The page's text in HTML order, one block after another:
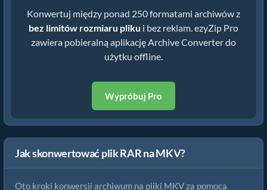
Konwertuj między ponad 250 formatami archiwów z
bez limitów rozmiaru pliku i bez reklam. ezyZip Pro
zawiera pobieralną aplikację Archive Converter do
użytku offline.
Wypróbuj Pro
Jak skonwertować plik RAR na MKV?
Oto kroki konwersji archiwum na pliki MKV za pomocą